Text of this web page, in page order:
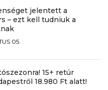
jelentett a
– ezt kell tudniuk a
05.
15+ retúr
18.980 Ft alatt!